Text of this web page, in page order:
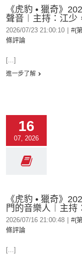
《虎豹 • 獵奇》
聲音︱主持：江少
2026/07/23 21:00:10 #(
條評論
[...]
進一步了解
16
07, 2026
《虎豹 • 獵奇》
門的音樂人︱主持
2026/07/16 21:00:48 #(
條評論
[...]